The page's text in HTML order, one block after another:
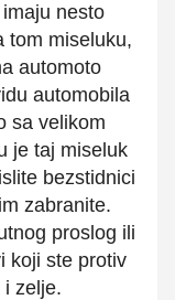
nesto
tom miseluku,
automoto
automobila
sa velikom
je taj miseluk
bezstidnici
zabranite.
proslog ili
koji ste protiv
i zelje.